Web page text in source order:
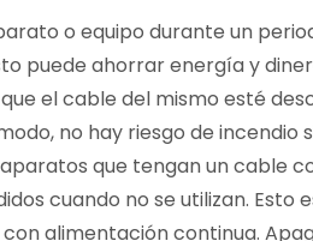
o equipo durante un
puede ahorrar energía y
el cable del mismo esté
no hay riesgo de incendio
que tengan un cable
cuando no se utilizan.
alimentación continua.